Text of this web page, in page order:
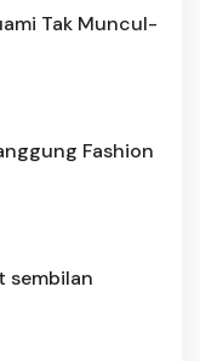
Tak Muncul-
Fashion
sembilan